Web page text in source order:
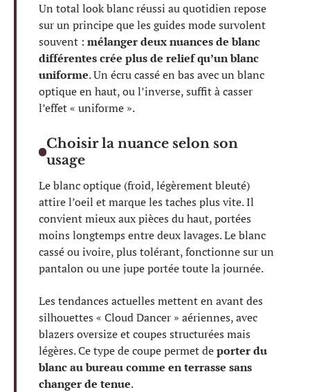
Un total look blanc réussi au quotidien repose
sur un principe que les guides mode survolent
souvent : mélanger deux nuances de blanc
différentes crée plus de relief qu’un blanc
uniforme. Un écru cassé en bas avec un blanc
optique en haut, ou l’inverse, suffit à casser
l’effet « uniforme ».
Choisir la nuance selon son
usage
Le blanc optique (froid, légèrement bleuté)
attire l’oeil et marque les taches plus vite. Il
convient mieux aux pièces du haut, portées
moins longtemps entre deux lavages. Le blanc
cassé ou ivoire, plus tolérant, fonctionne sur un
pantalon ou une jupe portée toute la journée.
Les tendances actuelles mettent en avant des
silhouettes « Cloud Dancer » aériennes, avec
blazers oversize et coupes structurées mais
légères. Ce type de coupe permet deporter du
blanc au bureau comme en terrasse sans
changer de tenue.